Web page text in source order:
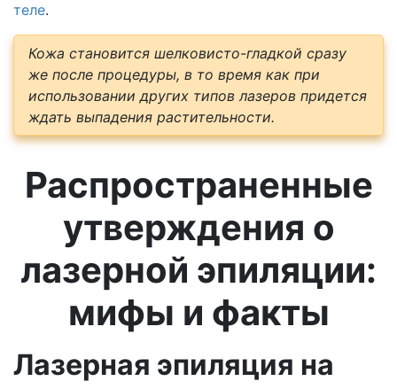
теле.
Кожа становится шелковисто-гладкой сразу
же после процедуры, в то время как при
использовании других типов лазеров придется
ждать выпадения растительности.
Распространенные
утверждения о
лазерной эпиляции:
мифы и факты
Лазерная эпиляция на